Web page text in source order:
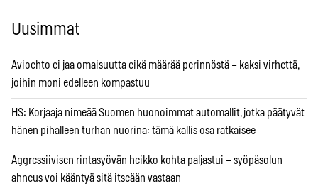
Uusimmat
Avioehto ei jaa omaisuutta eikä määrää perinnöstä – kaksi virhettä,
joihin moni edelleen kompastuu
HS: Korjaaja nimeää Suomen huonoimmat automallit, jotka päätyvät
hänen pihalleen turhan nuorina: tämä kallis osa ratkaisee
Aggressiivisen rintasyövän heikko kohta paljastui – syöpäsolun
ahneus voi kääntyä sitä itseään vastaan